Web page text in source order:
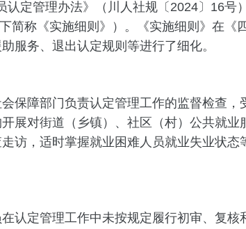
管理办法》（川人社规〔2024〕16号
称《实施细则》）。《实施细则》在《
服务、退出认定规则等进行了细化。
障部门负责认定管理工作的监督检查，
展对街道（乡镇）、社区（村）公共就
访，适时掌握就业困难人员就业失业状
定管理工作中未按规定履行初审、复核